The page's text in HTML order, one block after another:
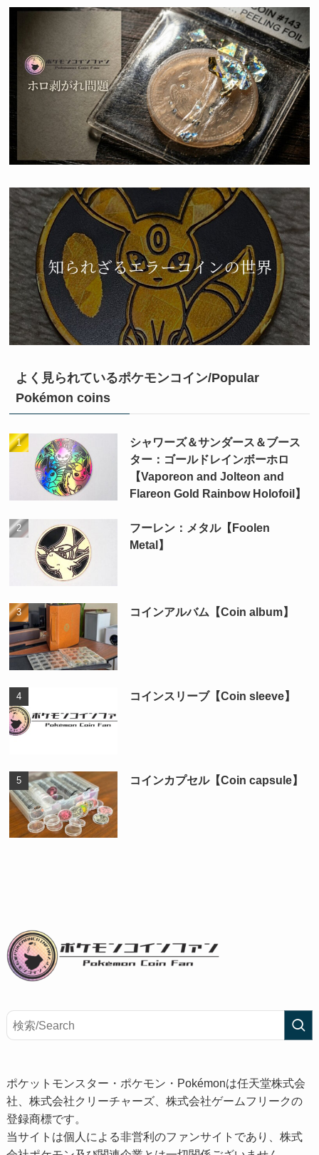
よく見られているポケモンコイン/Popular
Pokémon coins
シャワーズ＆サンダース＆ブース
ター：ゴールドレインボーホロ
【Vaporeon and Jolteon and
Flareon Gold Rainbow Holofoil】
フーレン：メタル【Foolen
Metal】
コインアルバム【Coin album】
コインスリーブ【Coin sleeve】
コインカプセル【Coin capsule】
ポケットモンスター・ポケモン・Pokémonは任天堂株式会
社、株式会社クリーチャーズ、株式会社ゲームフリークの
登録商標です。
当サイトは個人による非営利のファンサイトであり、株式